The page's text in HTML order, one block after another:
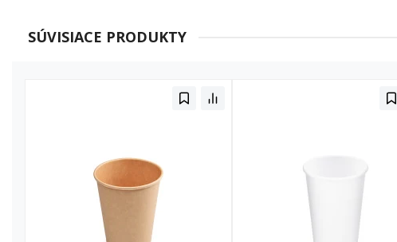
SÚVISIACE PRODUKTY